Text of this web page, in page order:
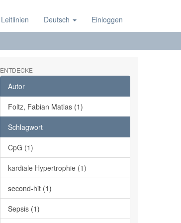
Leitlinien Deutsch Einloggen
ENTDECKE
Autor
Foltz, Fabian Matias (1)
Schlagwort
CpG (1)
kardiale Hypertrophie (1)
second-hit (1)
Sepsis (1)